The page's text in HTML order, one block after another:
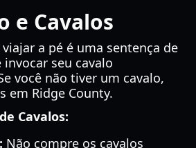
e Cavalos
a pé é uma sentença de
seu cavalo
você não tiver um cavalo,
em Ridge County.
Cavalos:
Não compre os cavalos